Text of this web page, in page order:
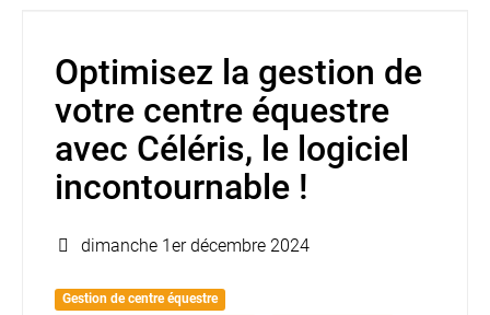
Optimisez la gestion de
votre centre équestre
avec Céléris, le logiciel
incontournable !
dimanche 1er décembre 2024
Gestion de centre équestre